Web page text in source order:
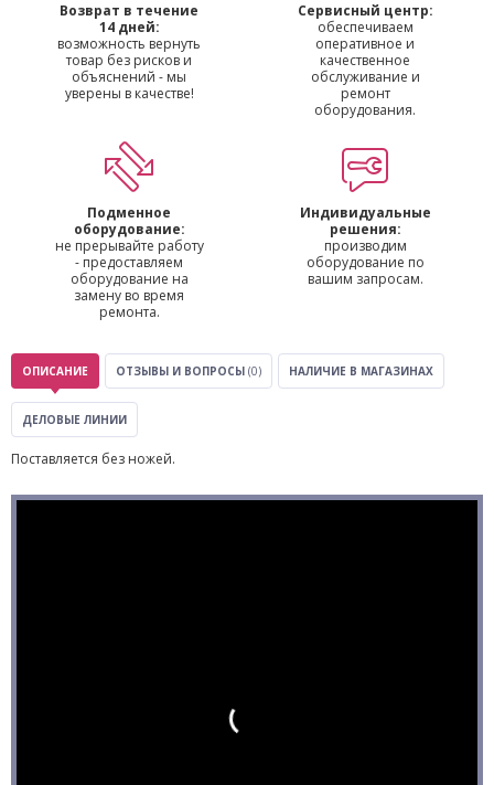
Возврат в течение
14 дней:
возможность вернуть
товар без рисков и
объяснений - мы
уверены в качестве!
Сервисный центр:
обеспечиваем
оперативное и
качественное
обслуживание и
ремонт
оборудования.
Подменное
оборудование:
не прерывайте работу
- предоставляем
оборудование на
замену во время
ремонта.
Индивидуальные
решения:
производим
оборудование по
вашим запросам.
ОПИСАНИЕ ОТЗЫВЫ И ВОПРОСЫ (0) НАЛИЧИЕ В МАГАЗИНАХ
ДЕЛОВЫЕ ЛИНИИ
Поставляется без ножей.